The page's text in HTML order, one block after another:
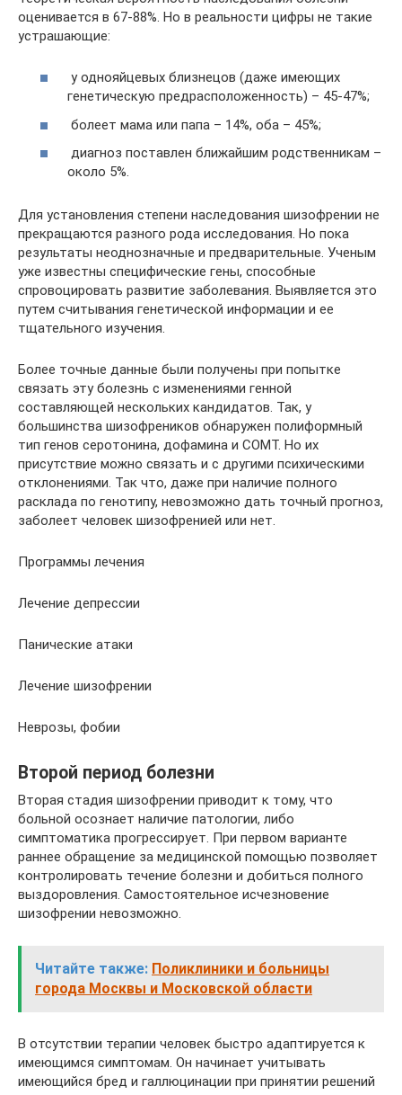
оценивается в 67-88%. Но в реальности цифры не такие
устрашающие:
у однояйцевых близнецов (даже имеющих
генетическую предрасположенность) – 45-47%;
болеет мама или папа – 14%, оба – 45%;
диагноз поставлен ближайшим родственникам –
около 5%.
Для установления степени наследования шизофрении не
прекращаются разного рода исследования. Но пока
результаты неоднозначные и предварительные. Ученым
уже известны специфические гены, способные
спровоцировать развитие заболевания. Выявляется это
путем считывания генетической информации и ее
тщательного изучения.
Более точные данные были получены при попытке
связать эту болезнь с изменениями генной
составляющей нескольких кандидатов. Так, у
большинства шизофреников обнаружен полиформный
тип генов серотонина, дофамина и СОМТ. Но их
присутствие можно связать и с другими психическими
отклонениями. Так что, даже при наличие полного
расклада по генотипу, невозможно дать точный прогноз,
заболеет человек шизофренией или нет.
Программы лечения
Лечение депрессии
Панические атаки
Лечение шизофрении
Неврозы, фобии
Второй период болезни
Вторая стадия шизофрении приводит к тому, что
больной осознает наличие патологии, либо
симптоматика прогрессирует. При первом варианте
раннее обращение за медицинской помощью позволяет
контролировать течение болезни и добиться полного
выздоровления. Самостоятельное исчезновение
шизофрении невозможно.
Читайте также: Поликлиники и больницы
города Москвы и Московской области
В отсутствии терапии человек быстро адаптируется к
имеющимся симптомам. Он начинает учитывать
имеющийся бред и галлюцинации при принятии решений